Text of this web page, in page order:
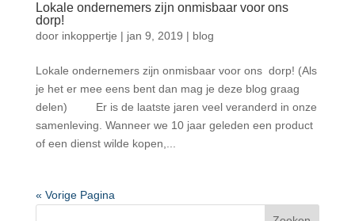
Lokale ondernemers zijn onmisbaar voor ons
dorp!
door inkoppertje | jan 9, 2019 | blog
Lokale ondernemers zijn onmisbaar voor ons dorp! (Als
je het er mee eens bent dan mag je deze blog graag
delen) Er is de laatste jaren veel veranderd in onze
samenleving. Wanneer we 10 jaar geleden een product
of een dienst wilde kopen,...
« Vorige Pagina